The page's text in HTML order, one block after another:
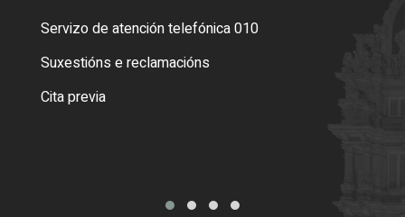
Servizo de atención telefónica 010
Suxestións e reclamacións
Cita previa